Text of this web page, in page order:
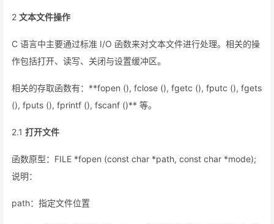
2 文本文件操作
C 语言中主要通过标准 I/O 函数来对文本文件进行处理。相关的操
作包括打开、读写、关闭与设置缓冲区。
相关的存取函数有：**fopen (), fclose (), fgetc (), fputc (), fgets
(), fputs (), fprintf (), fscanf ()** 等。
2.1 打开文件
函数原型：FILE *fopen (const char *path, const char *mode);
说明：
path：指定文件位置